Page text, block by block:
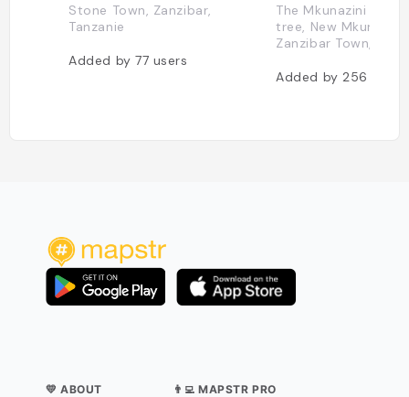
Stone Town, Zanzibar,
Tanzanie
Added by77 users
The Mkunazini
tree, New Mkunazini
Zanzibar Town,
Added by 256
💛 ABOUT 👨‍💻 MAPSTR PRO